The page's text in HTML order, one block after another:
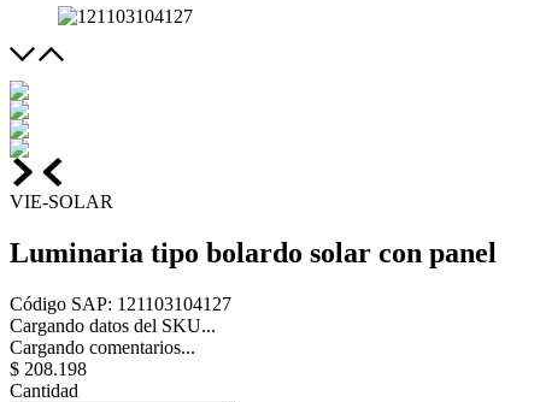
VIE-SOLAR
Luminaria tipo bolardo solar con panel
Código SAP: 121103104127
Cargando datos del SKU...
Cargando comentarios...
$ 208.198
Cantidad